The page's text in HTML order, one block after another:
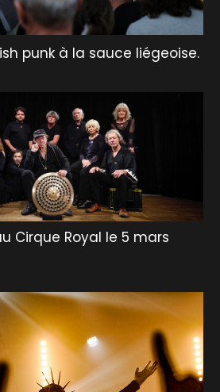
punk à la sauce liégeoise.
Cirque Royal le 5 mars